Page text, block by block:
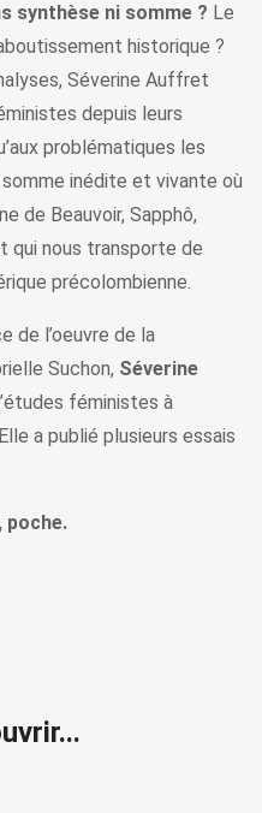
synthèse ni somme ? Le
historique ?
Séverine Auffret
depuis leurs
problématiques les
inédite et vivante où
de Beauvoir, Sapphô,
qui nous transporte de
précolombienne.
de l’oeuvre de la
Suchon, Séverine
féministes à
a publié plusieurs essais
poche.